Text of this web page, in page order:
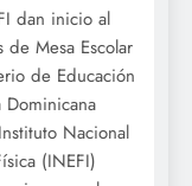
dan inicio al
de Mesa Escolar
de Educación
Nacional
(INEFI)